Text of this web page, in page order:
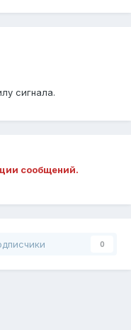
сигнала.
сообщений.
0